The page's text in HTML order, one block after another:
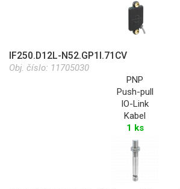
IF250.D12L-N52.GP1I.71CV
Obj. číslo: 11705030
PNP
Push-pull
IO-Link
Kabel
1 ks